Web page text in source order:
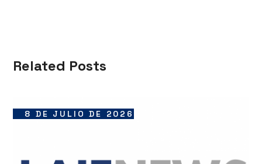
Related Posts
8 DE JULIO DE 2026